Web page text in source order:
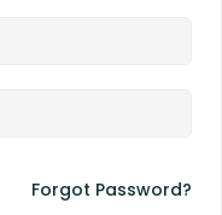
Forgot Password?